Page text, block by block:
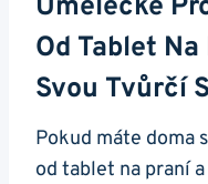
Umělecké
Od Tablet
Svou Tvůrčí
Pokud máte doma
od tablet na‍ praní